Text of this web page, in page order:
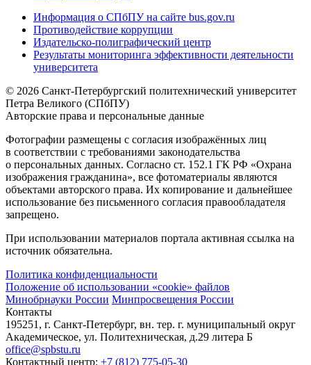
Информация о СПбПУ на сайте bus.gov.ru
Противодействие коррупции
Издательско-полиграфический центр
Результаты мониторинга эффективности деятельности
университета
© 2026 Санкт-Петербургский политехнический университет
Петра Великого (СПбПУ)
Авторские права и персональные данные
Фотографии размещены с согласия изображённых лиц
в соответствии с требованиями законодательства
о персональных данных. Согласно ст. 152.1 ГК РФ «Охрана
изображения гражданина», все фотоматериалы являются
объектами авторского права. Их копирование и дальнейшее
использование без письменного согласия правообладателя
запрещено.
При использовании материалов портала активная ссылка на
источник обязательна.
Политика конфиденциальности
Положение об использовании «cookie» файлов
Минобрнауки России Минпросвещения России
Контакты
195251, г. Санкт-Петербург, вн. тер. г. муниципальный округ
Академическое, ул. Политехническая, д.29 литера Б
office@spbstu.ru
Контактный центр: +7 (812) 775-05-30